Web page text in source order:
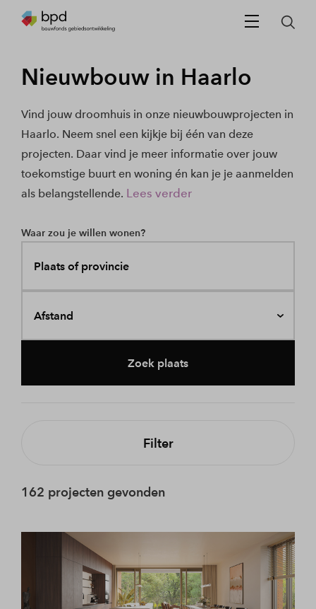
Nieuwbouw in Haarlo
Vind jouw droomhuis in onze nieuwbouwprojecten in
Haarlo. Neem snel een kijkje bij één van deze
projecten. Daar vind je meer informatie over jouw
toekomstige buurt en woning én kan je je aanmelden
als belangstellende. Lees verder
Waar zou je willen wonen?
Plaats of provincie
Afstand
Zoek plaats
Filter
162 projecten gevonden